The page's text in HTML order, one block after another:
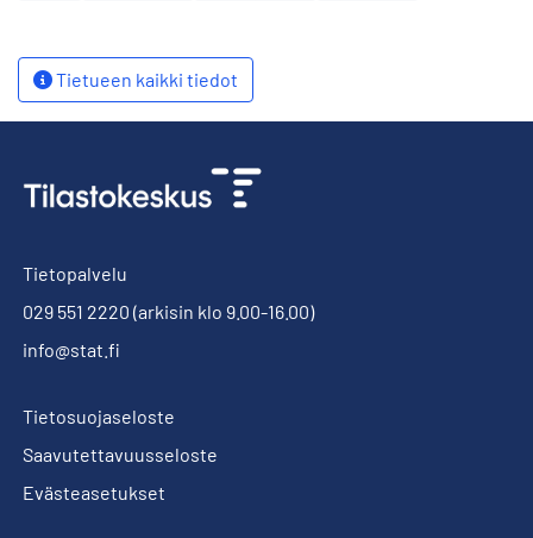
Tietueen kaikki tiedot
Tietopalvelu
029 551 2220 (arkisin klo 9.00-16.00)
info@stat.fi
Tietosuojaseloste
Saavutettavuusseloste
Evästeasetukset